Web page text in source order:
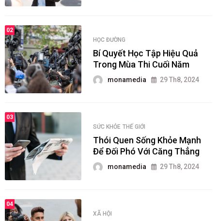
02
HỌC ĐƯỜNG
Bí Quyết Học Tập Hiệu Quả
Trong Mùa Thi Cuối Năm
monamedia 29 Th8, 2024
03
SỨC KHỎE THẾ GIỚI
Thói Quen Sống Khỏe Mạnh
Để Đối Phó Với Căng Thẳng
monamedia 29 Th8, 2024
04
XÃ HỘI